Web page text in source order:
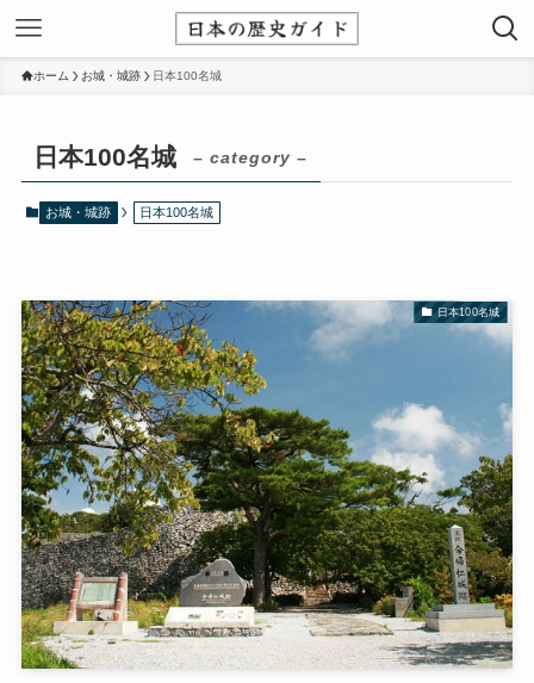
ホーム お城・城跡 日本100名城
日本100名城 – category –
お城・城跡 日本100名城
日本100名城